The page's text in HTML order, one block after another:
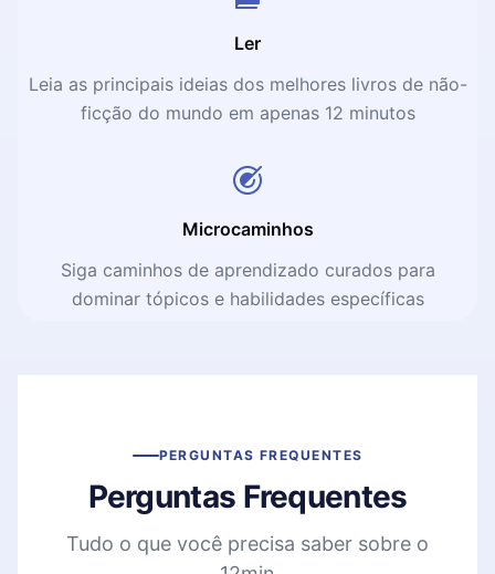
Ler
Leia as principais ideias dos melhores livros de não-
ficção do mundo em apenas 12 minutos
Microcaminhos
Siga caminhos de aprendizado curados para
dominar tópicos e habilidades específicas
PERGUNTAS FREQUENTES
Perguntas Frequentes
Tudo o que você precisa saber sobre o